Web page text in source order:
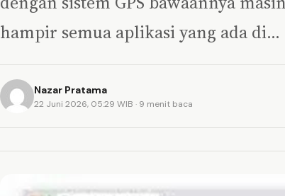
hampir semua aplikasi yang ada di…
Nazar Pratama
22 Juni 2026, 05:29 WIB · 9 menit baca